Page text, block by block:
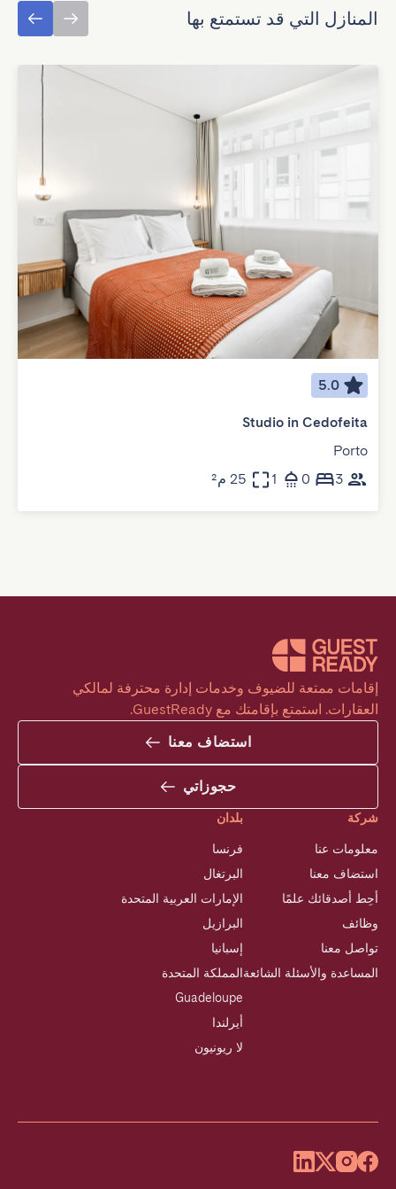
المنازل التي قد تستمتع بها
5.0
Studio in Cedofeita
Porto
3
0
1 25 م²
العقارات. استمتع بإقامتك مع GuestReady.
استضاف معنا
حجوزاتي
شركة
معلومات عنا
استضاف معنا
أحِط أصدقائك علمًا
وظائف
تواصل معنا
المساعدة والأسئلة الشائعة
بلدان
فرنسا
البرتغال
الإمارات العربية المتحدة
البرازيل
إسبانيا
المملكة المتحدة
Guadeloupe
أيرلندا
لا ريونيون